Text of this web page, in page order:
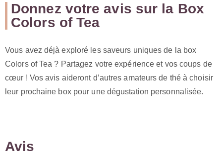
Donnez votre avis sur la Box
Colors of Tea
Vous avez déjà exploré les saveurs uniques de la box
Colors of Tea ? Partagez votre expérience et vos coups de
cœur ! Vos avis aideront d’autres amateurs de thé à choisir
leur prochaine box pour une dégustation personnalisée.
Avis